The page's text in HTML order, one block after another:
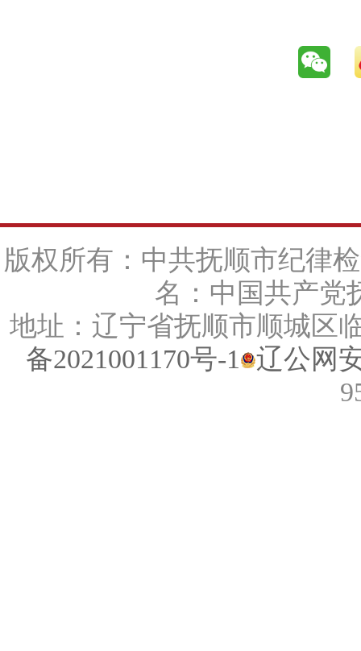
版权所有：中共抚顺市纪律
名：中国共产党
地址：辽宁省抚顺市顺城区
备2021001170号-1
辽公网